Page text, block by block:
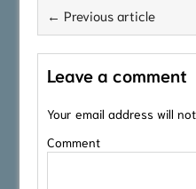
← Previous article
Leave a comment
Your email address will
Comment